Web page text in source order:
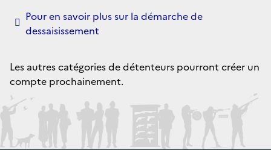
Pour en savoir plus sur la démarche de
dessaisissement
Les autres catégories de détenteurs pourront créer un
compte prochainement.